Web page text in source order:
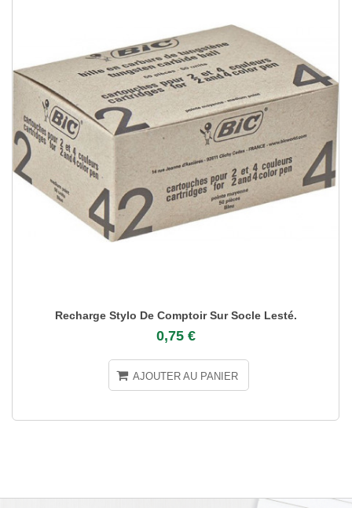
Recharge Stylo De Comptoir Sur Socle Lesté.
0,75 €
AJOUTER AU PANIER